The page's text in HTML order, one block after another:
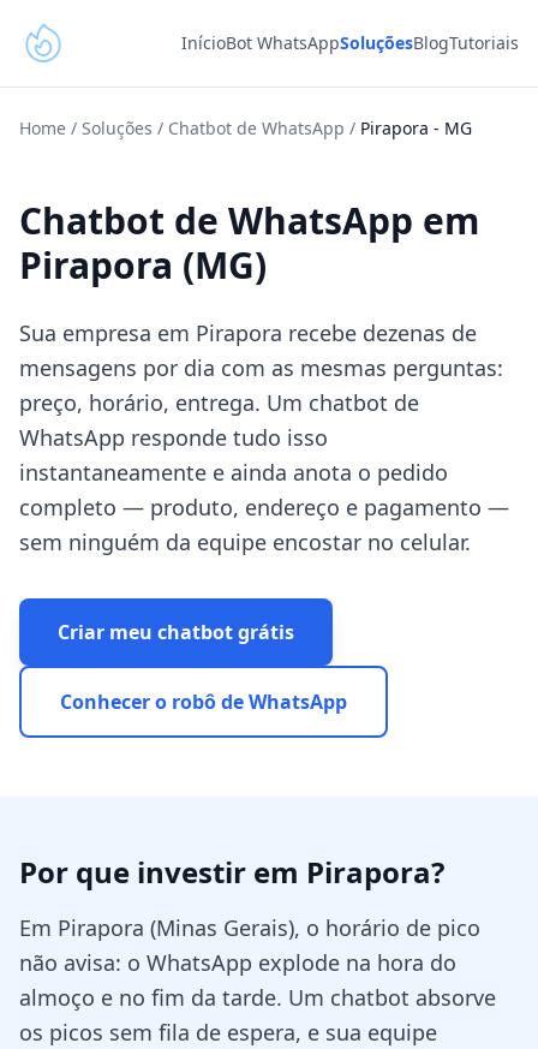
InícioBot WhatsAppSoluçõesBlogTutoriais
Home / Soluções / Chatbot de WhatsApp / Pirapora - MG
Chatbot de WhatsApp em
Pirapora (MG)
Sua empresa em Pirapora recebe dezenas de
mensagens por dia com as mesmas perguntas:
preço, horário, entrega. Um chatbot de
WhatsApp responde tudo isso
instantaneamente e ainda anota o pedido
completo — produto, endereço e pagamento —
sem ninguém da equipe encostar no celular.
Criar meu chatbot grátis
Conhecer o robô de WhatsApp
Por que investir em Pirapora?
Em Pirapora (Minas Gerais), o horário de pico
não avisa: o WhatsApp explode na hora do
almoço e no fim da tarde. Um chatbot absorve
os picos sem fila de espera, e sua equipe